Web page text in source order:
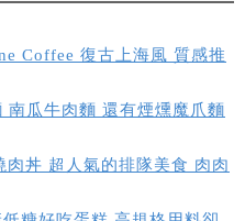
Coffee 復古上海風 質感推
南瓜牛肉麵 還有煙燻魔爪麵
丼 超人氣的排隊美食 肉肉